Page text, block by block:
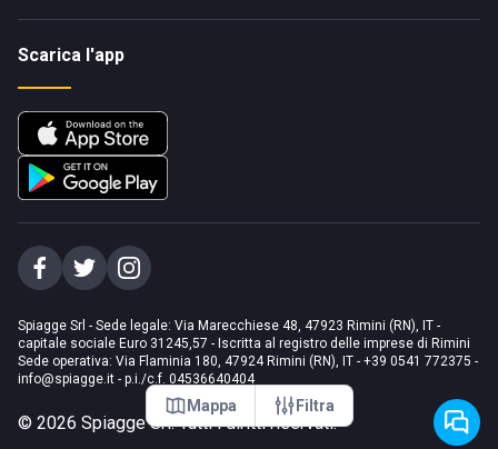
Mappa Filtra
Scarica l'app
Spiagge Srl - Sede legale: Via Marecchiese 48, 47923 Rimini (RN), IT -
capitale sociale Euro 31245,57 - Iscritta al registro delle imprese di Rimini
Sede operativa: Via Flaminia 180, 47924 Rimini (RN), IT - +39 0541 772375 -
info@spiagge.it - p.i./c.f. 04536640404
© 2026 Spiagge Srl. Tutti i diritti riservati.